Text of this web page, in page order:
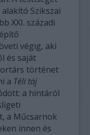
Szikszai
XXI. századi
végig, aki
és saját
történet
a Téli táj
a hintáról
a Műcsarnok
innen és